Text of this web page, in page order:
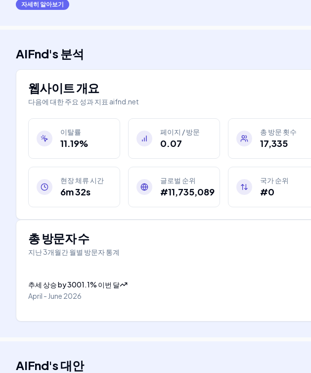
자세히 알아보기
AIFnd's분석
웹사이트 개요
다음에 대한 주요 성과 지표 aifnd.net
이탈률
11.19%
페이지 / 방문
0.07
총 방문 횟수
17,335
현장 체류 시간
6m 32s
글로벌 순위
#11,735,089
국가 순위
#0
총 방문자 수
지난 3개월간 월별 방문자 통계
추세 상승by3001.1% 이번 달
April - June 2026
AIFnd's대안